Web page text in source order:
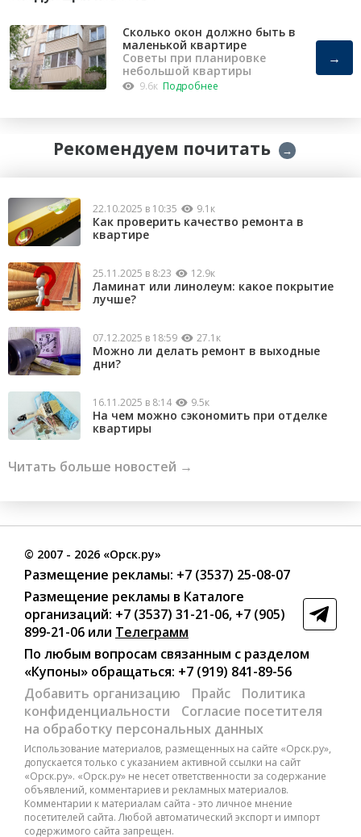
Сколько окон должно быть в
маленькой квартире
Советы при планировке
небольшой квартиры
9.6к Подробнее
→
Рекомендуем почитать →
22.10.2025 в 10:35 9.1к
Как проверить качество ремонта в
квартире
25.11.2025 в 8:23 12.9к
Ламинат или линолеум: какое покрытие
лучше?
07.12.2025 в 18:59 27.1к
Можно ли делать ремонт в выходные
дни?
16.11.2025 в 8:14 9.5к
На чем можно сэкономить при отделке
квартиры
Читать больше новостей →
© 2007 - 2026 «Орск.ру»
Размещение рекламы: +7 (3537) 25-08-07
Размещение рекламы в Каталоге
организаций: +7 (3537) 31-21-06, +7 (905)
899-21-06 или Телеграмм
По любым вопросам связанным с разделом
«Купоны» обращаться: +7 (919) 841-89-56
Добавить организацию
Прайс
Политика
конфиденциальности
Согласие посетителя
на обработку персональных данных
Использование материалов, размещенных на сайте «Орск.ру»,
допускается только с указанием активной ссылки на сайт
«Орск.ру». «Орск.ру» не несет ответственности за содержание
объявлений, комментариев и рекламных материалов.
Комментарии к материалам сайта - это личное мнение
посетителей сайта. Любой автоматический экспорт и импорт
содержимого сайта запрещен.